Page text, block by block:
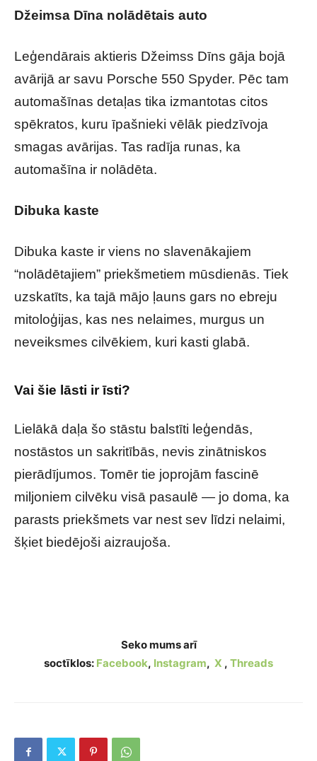
Džeimsa Dīna nolādētais auto
Leģendārais aktieris Džeimss Dīns gāja bojā
avārijā ar savu Porsche 550 Spyder. Pēc tam
automašīnas detaļas tika izmantotas citos
spēkratos, kuru īpašnieki vēlāk piedzīvoja
smagas avārijas. Tas radīja runas, ka
automašīna ir nolādēta.
Dibuka kaste
Dibuka kaste ir viens no slavenākajiem
“nolādētajiem” priekšmetiem mūsdienās. Tiek
uzskatīts, ka tajā mājo ļauns gars no ebreju
mitoloģijas, kas nes nelaimes, murgus un
neveiksmes cilvēkiem, kuri kasti glabā.
Vai šie lāsti ir īsti?
Lielākā daļa šo stāstu balstīti leģendās,
nostāstos un sakritībās, nevis zinātniskos
pierādījumos. Tomēr tie joprojām fascinē
miljoniem cilvēku visā pasaulē — jo doma, ka
parasts priekšmets var nest sev līdzi nelaimi,
šķiet biedējoši aizraujoša.
Seko mums arī
soctīklos: Facebook, Instagram, X , Threads